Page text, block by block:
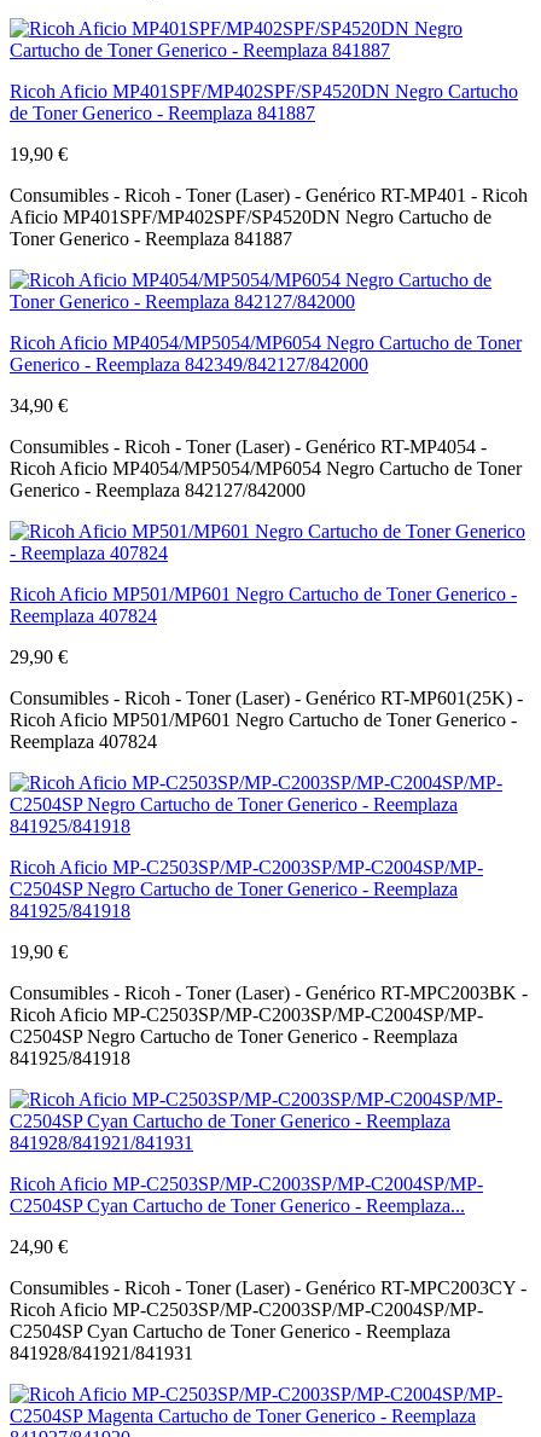
Ricoh Aficio MP401SPF/MP402SPF/SP4520DN Negro Cartucho
de Toner Generico - Reemplaza 841887
19,90 €
Consumibles - Ricoh - Toner (Laser) - Genérico RT-MP401 - Ricoh
Aficio MP401SPF/MP402SPF/SP4520DN Negro Cartucho de
Toner Generico - Reemplaza 841887
Ricoh Aficio MP4054/MP5054/MP6054 Negro Cartucho de Toner
Generico - Reemplaza 842349/842127/842000
34,90 €
Consumibles - Ricoh - Toner (Laser) - Genérico RT-MP4054 -
Ricoh Aficio MP4054/MP5054/MP6054 Negro Cartucho de Toner
Generico - Reemplaza 842127/842000
Ricoh Aficio MP501/MP601 Negro Cartucho de Toner Generico -
Reemplaza 407824
29,90 €
Consumibles - Ricoh - Toner (Laser) - Genérico RT-MP601(25K) -
Ricoh Aficio MP501/MP601 Negro Cartucho de Toner Generico -
Reemplaza 407824
Ricoh Aficio MP-C2503SP/MP-C2003SP/MP-C2004SP/MP-
C2504SP Negro Cartucho de Toner Generico - Reemplaza
841925/841918
19,90 €
Consumibles - Ricoh - Toner (Laser) - Genérico RT-MPC2003BK -
Ricoh Aficio MP-C2503SP/MP-C2003SP/MP-C2004SP/MP-
C2504SP Negro Cartucho de Toner Generico - Reemplaza
841925/841918
Ricoh Aficio MP-C2503SP/MP-C2003SP/MP-C2004SP/MP-
C2504SP Cyan Cartucho de Toner Generico - Reemplaza...
24,90 €
Consumibles - Ricoh - Toner (Laser) - Genérico RT-MPC2003CY -
Ricoh Aficio MP-C2503SP/MP-C2003SP/MP-C2004SP/MP-
C2504SP Cyan Cartucho de Toner Generico - Reemplaza
841928/841921/841931